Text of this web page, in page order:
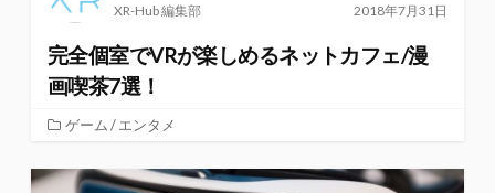
2018年7月31日
XR-Hub 編集部
完全個室でVRが楽しめるネットカフェ/漫
画喫茶7選！
ゲーム / エンタメ